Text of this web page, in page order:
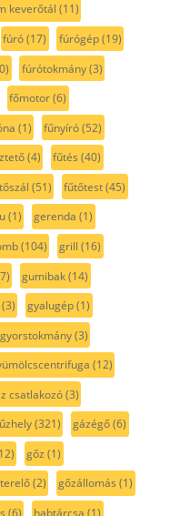
keverőtál (11)
fúró(17) fúrógép(19)
fúrótokmány(3)
főmotor(6)
(1) fűnyíró(52)
(4) fűtés (40)
(51) fűtőtest(45)
(1) gerenda (1)
(104) grill (16)
gumibak(14)
gyalugép(1)
gyorstokmány(3)
(12)
csatlakozó(3)
(321) gázégő(6)
gőz (1)
(2) gőzállomás (1)
(6) habtárcsa (1)